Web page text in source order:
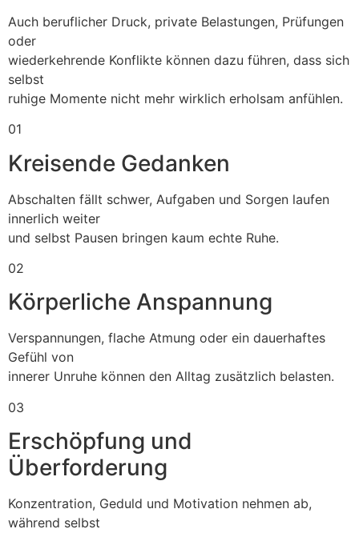
Auch beruflicher Druck, private Belastungen, Prüfungen
oder
wiederkehrende Konflikte können dazu führen, dass sich
selbst
ruhige Momente nicht mehr wirklich erholsam anfühlen.
01
Kreisende Gedanken
Abschalten fällt schwer, Aufgaben und Sorgen laufen
innerlich weiter
und selbst Pausen bringen kaum echte Ruhe.
02
Körperliche Anspannung
Verspannungen, flache Atmung oder ein dauerhaftes
Gefühl von
innerer Unruhe können den Alltag zusätzlich belasten.
03
Erschöpfung und
Überforderung
Konzentration, Geduld und Motivation nehmen ab,
während selbst